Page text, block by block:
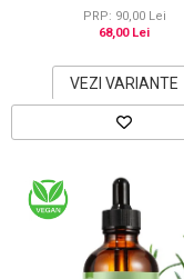
PRP: 90,00 Lei
68,00 Lei
VEZI VARIANTE